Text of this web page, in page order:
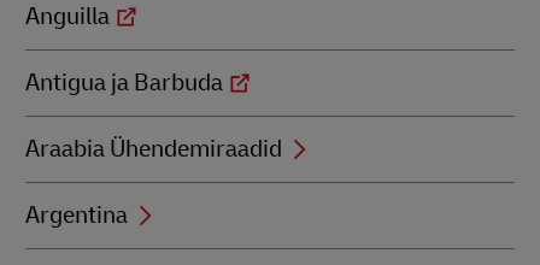
Anguilla
Antigua ja Barbuda
Araabia Ühendemiraadid
Argentina